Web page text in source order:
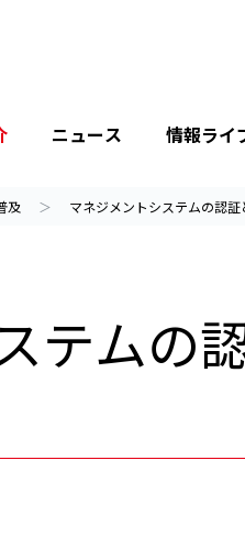
協会情報
テーマから探す
ニュース
省庁・他団体より
情報ライ
情報マネジメント
後援・協賛
及 マネジメントシステムの認証
テムの